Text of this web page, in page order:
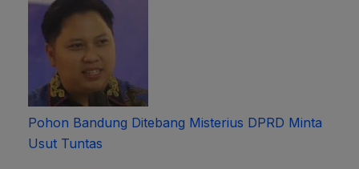
Pohon Bandung Ditebang Misterius DPRD Minta
Usut Tuntas